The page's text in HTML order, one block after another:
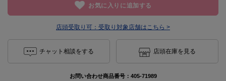
お気に入りに追加する
店頭受取り可： 受取り対象店舗はこちら >
チャット相談をする 店頭在庫を見る
お問い合わせ商品番号： 405-71989